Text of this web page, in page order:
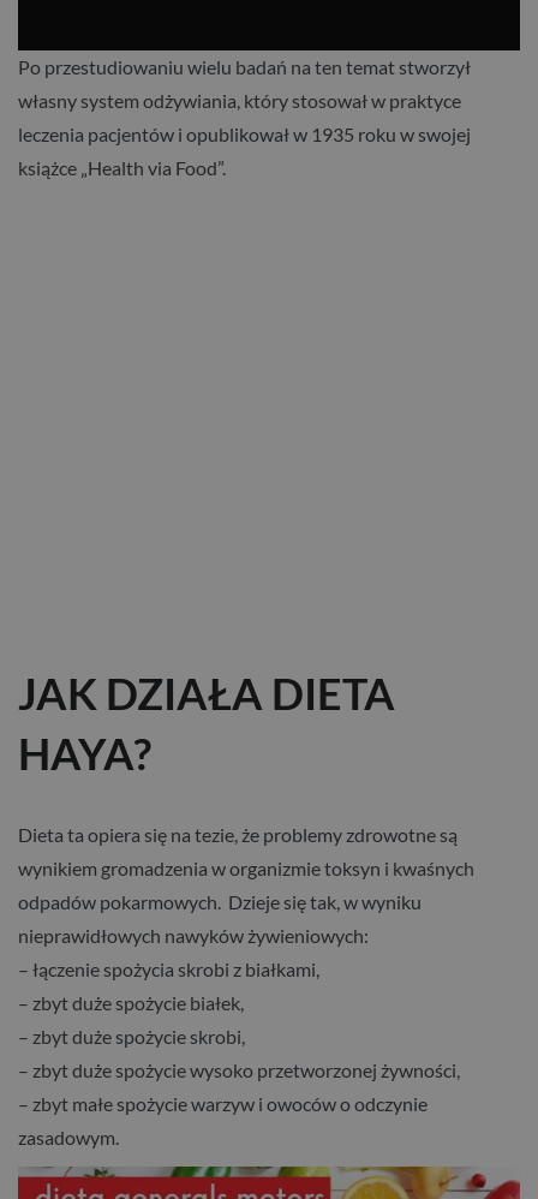
Po przestudiowaniu wielu badań na ten temat stworzył
własny system odżywiania, który stosował w praktyce
leczenia pacjentów i opublikował w 1935 roku w swojej
książce „Health via Food”.
JAK DZIAŁA DIETA
HAYA?
Dieta ta opiera się na tezie, że problemy zdrowotne są
wynikiem gromadzenia w organizmie toksyn i kwaśnych
odpadów pokarmowych. Dzieje się tak, w wyniku
nieprawidłowych nawyków żywieniowych:
– łączenie spożycia skrobi z białkami,
– zbyt duże spożycie białek,
– zbyt duże spożycie skrobi,
– zbyt duże spożycie wysoko przetworzonej żywności,
– zbyt małe spożycie warzyw i owoców o odczynie
zasadowym.